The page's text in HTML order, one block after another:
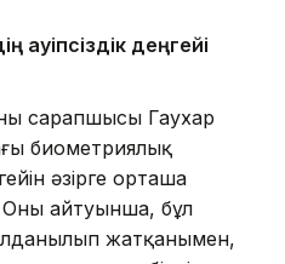
деңгейі
сарапшысы Гаухар
биометриялық
әзірге орташа
айтуынша, бұл
жатқанымен,